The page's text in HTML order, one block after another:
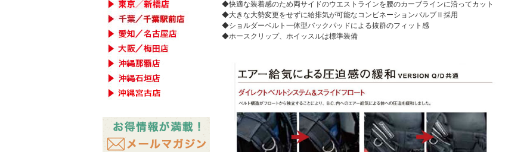
◆快適な装着感のため両サイドのウエストラインを腰のカーブラインに沿ってカット
◆大きな大勢変更をせずに給排気が可能なコンビネーションバルブⅡ採用
◆ショルダーベルト一体型バックパッドによる抜群のフィット感
◆ホースクリップ、ホイッスルは標準装備